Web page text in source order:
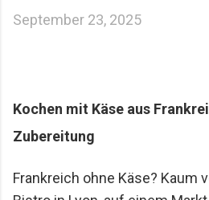
seit Jahren dieselbe
Freundschaft, Essen und
Restaurantbesuche etwas
September 23, 2025
Kochen mit Käse aus
Zubereitung
Frankreich ohne Käse? Kaum